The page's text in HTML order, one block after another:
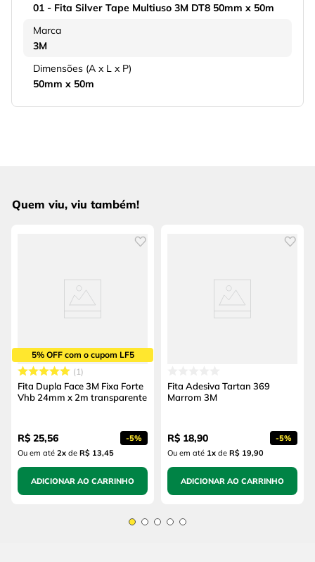
01 - Fita Silver Tape Multiuso 3M DT8 50mm x 50m
Marca
3M
Dimensões (A x L x P)
50mm x 50m
Quem viu, viu também!
5% OFF com o cupom LF5
1
Fita Dupla Face 3M Fixa Forte
Vhb 24mm x 2m transparente
R$ 25,56 -5%
Ou em até 2x de R$ 13,45
ADICIONAR AO CARRINHO
Fita Adesiva Tartan 369
Marrom 3M
R$ 18,90 -5%
Ou em até 1x de R$ 19,90
ADICIONAR AO CARRINHO